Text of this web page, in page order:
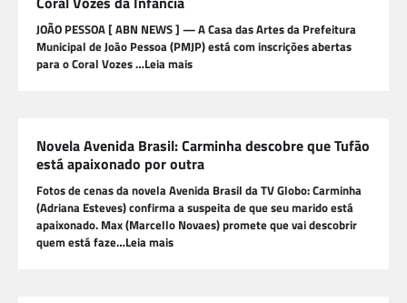
JOÃO PESSOA [ ABN NEWS ] — A Casa das Artes da Prefeitura
Municipal de João Pessoa (PMJP) está com inscrições abertas
para o Coral Vozes …Leia mais
Novela Avenida Brasil: Carminha descobre que Tufão
está apaixonado por outra
Fotos de cenas da novela Avenida Brasil da TV Globo: Carminha
(Adriana Esteves) confirma a suspeita de que seu marido está
apaixonado. Max (Marcello Novaes) promete que vai descobrir
quem está faze…Leia mais